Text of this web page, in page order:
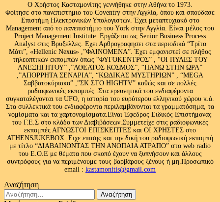
Ο Χρήστος Κασταμονίτης γεννήθηκε στην Αθήνα το 1973.
Φοίτησε στο πανεπιστήμιο του Coventry στην Αγγλία, όπου και σπούδασε
Επιστήμη Ηλεκτρονικών Υπολογιστών. Έχει μεταπτυχιακό στο
Management από το πανεπιστήμιο του Υork στην Αγγλία. Είναι μέλος του
Project Management Institute. Εργάζεται ως Senior Business Process
Analyst στις Βρυξελλες. Εχει Αρθρογραφησει στα περιοδικά “Τρίτο
Μάτι”, «Hellenic Nexus» ,”ΦΑΙΝΟΜΕΝΑ”. Έχει εμφανιστεί σε πλήθος
τηλεοπτικών εκπομπών όπως “ΦΥΓΟΚΕΝΤΡΟΣ” , “ΟΙ ΠΥΛΕΣ ΤΟΥ
ΑΝΕΞΗΓΗΤΟΥ” ,”ΑΘΕΑΤΟΣ ΚΟΣΜΟΣ”, “ΠΑΝΩ ΣΤΗΝ ΩΡΑ”
,”ΑΠΟΡΡΗΤΑ ΣΕΝΑΡΙΑ”, “ΚΩΔΙΚΑΣ ΜΥΣΤΗΡΙΩΝ” , “MEGA
Σαββατοκύριακο” ,”ΣΚ ΣΤΟ HIGHTV” καθώς και σε πολλές
ραδιοφωνικές εκπομπές .Στα ερευνητικά του ενδιαφέροντα
συγκαταλέγονται τα UFO, η ιστορία του ευρύτερου ελληνικού χώρου κ.ά.
Στα συλλεκτικά του ενδιαφέροντα περιλαμβάνονται τα γραμματόσημα, τα
νομίσματα και τα χαρτονομίσματα.Είναι Έφεδρος Ειδικός Επιστήμονας
του Γ.Ε.Σ στο κλάδο των Διαβιβάσεων.Συμμετείχε στις ραδιοφωνικές
εκπομπές ΑΓΝΩΣΤΟΙ ΕΠΙΣΚΕΠΤΕΣ και ΟΙ ΧΡΗΣΤΕΣ στο
ATHENSJUKEBOX .Ειχε επισης και την δική του ραδιοφωνική εκπομπή
με τίτλο “ΔΙΑΒΑΙΝΟΝΤΑΣ ΤΗΝ ΑΝΟΠΑΙΑ ΑΤΡΑΠΟ” στο web radio
του Ε.Ο.Ε με θέματα που σκοπό έχουν να ξυπνήσουν και άλλους
συντρόφους για να περιμένουμε τους βαρβάρους ξένους ή μη.Προσωπικό
email : kastamonitis@gmail.com
Αναζήτηση
Αναζήτηση